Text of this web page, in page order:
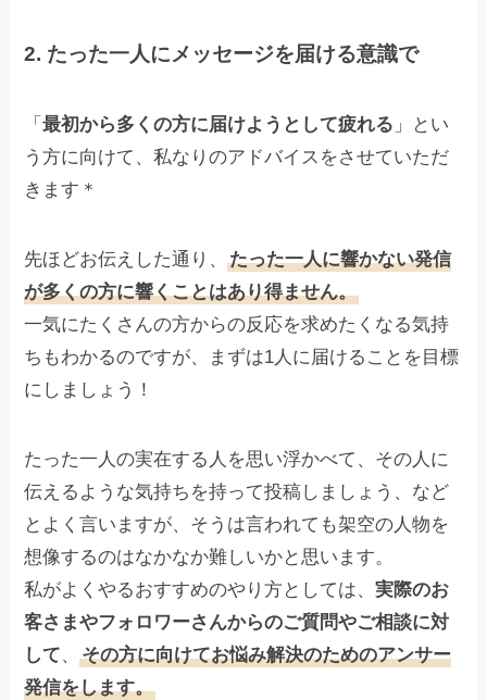
2. たった一人にメッセージを届ける意識で
「最初から多くの方に届けようとして疲れる 」とい
う方に向けて、私なりのアドバイスをさせていただ
きます＊
先ほどお伝えした通り、たった一人に響かない発信
が多くの方に響くことはあり得ません。
一気にたくさんの方からの反応を求めたくなる気持
ちもわかるのですが、まずは1人に届けることを目標
にしましょう！
たった一人の実在する人を思い浮かべて、その人に
伝えるような気持ちを持って投稿しましょう、など
とよく言いますが、そうは言われても架空の人物を
想像するのはなかなか難しいかと思います。
私がよくやるおすすめのやり方としては、実際のお
客さまやフォロワーさんからのご質問やご相談に対
して、その方に向けてお悩み解決のためのアンサー
発信をします。